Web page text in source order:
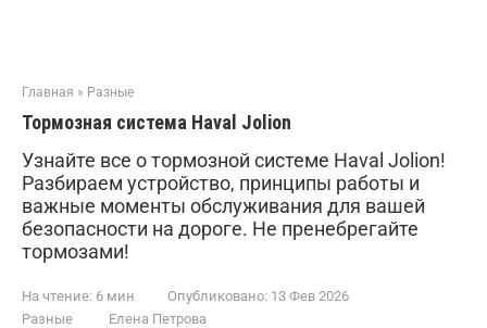
Главная » Разные
Тормозная система Haval Jolion
Узнайте все о тормозной системе Haval Jolion!
Разбираем устройство, принципы работы и
важные моменты обслуживания для вашей
безопасности на дороге. Не пренебрегайте
тормозами!
На чтение: 6 мин Опубликовано: 13 Фев 2026
Разные
Елена Петрова